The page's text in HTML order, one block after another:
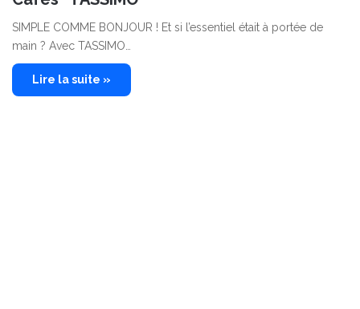
SIMPLE COMME BONJOUR ! Et si l’essentiel était à portée de
main ? Avec TASSIMO…
Lire la suite »